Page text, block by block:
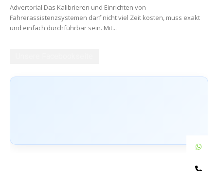
Advertorial Das Kalibrieren und Einrichten von
Fahrerassistenzsystemen darf nicht viel Zeit kosten, muss exakt
und einfach durchführbar sein. Mit...